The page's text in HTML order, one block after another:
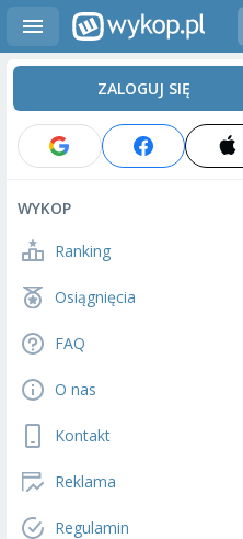
ZALOGUJ SIĘ
WYKOP
Ranking
Osiągnięcia
FAQ
O nas
Kontakt
Reklama
Regulamin